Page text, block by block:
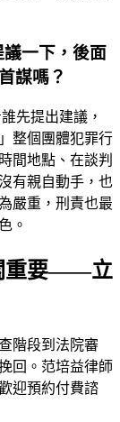
一下，後面
謀嗎？
先提出建議，
整個團體犯罪行
間地點、在談判
有親自動手，也
嚴重，刑責也最
。
重要——立
階段到法院審
回。 范培益律師
迎預約付費諮